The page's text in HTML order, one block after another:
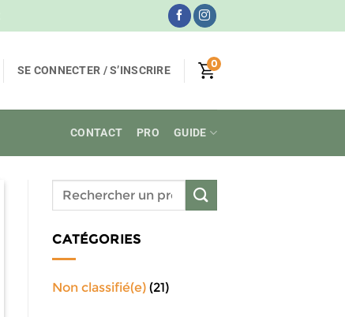
SE CONNECTER / S’INSCRIRE 0
CONTACT PRO GUIDE
CATÉGORIES
Non classifié(e) (21)